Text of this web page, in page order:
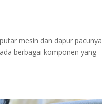
mesin dan dapur pacunya
berbagai komponen yang